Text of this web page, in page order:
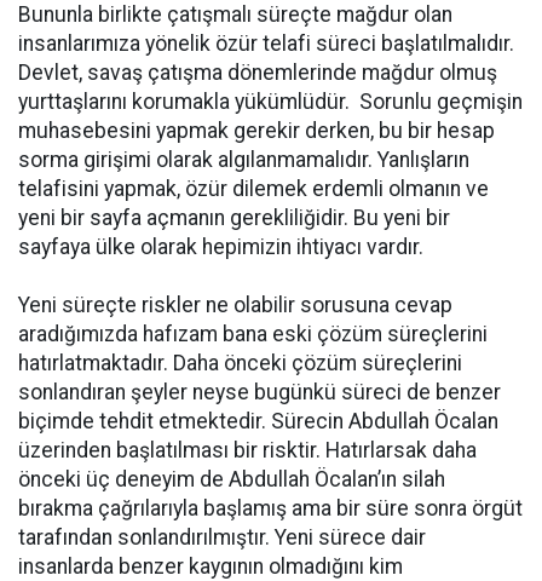
Bununla birlikte çatışmalı süreçte mağdur olan
insanlarımıza yönelik özür telafi süreci başlatılmalıdır.
Devlet, savaş çatışma dönemlerinde mağdur olmuş
yurttaşlarını korumakla yükümlüdür. Sorunlu geçmişin
muhasebesini yapmak gerekir derken, bu bir hesap
sorma girişimi olarak algılanmamalıdır. Yanlışların
telafisini yapmak, özür dilemek erdemli olmanın ve
yeni bir sayfa açmanın gerekliliğidir. Bu yeni bir
sayfaya ülke olarak hepimizin ihtiyacı vardır.
Yeni süreçte riskler ne olabilir sorusuna cevap
aradığımızda hafızam bana eski çözüm süreçlerini
hatırlatmaktadır. Daha önceki çözüm süreçlerini
sonlandıran şeyler neyse bugünkü süreci de benzer
biçimde tehdit etmektedir. Sürecin Abdullah Öcalan
üzerinden başlatılması bir risktir. Hatırlarsak daha
önceki üç deneyim de Abdullah Öcalan’ın silah
bırakma çağrılarıyla başlamış ama bir süre sonra örgüt
tarafından sonlandırılmıştır. Yeni sürece dair
insanlarda benzer kaygının olmadığını kim